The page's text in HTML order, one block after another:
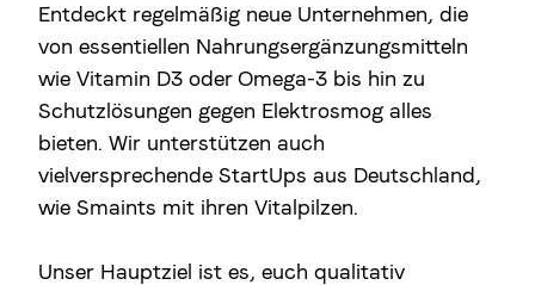
Entdeckt regelmäßig neue Unternehmen, die
von essentiellen Nahrungsergänzungsmitteln
wie Vitamin D3 oder Omega-3 bis hin zu
Schutzlösungen gegen Elektrosmog alles
bieten. Wir unterstützen auch
vielversprechende StartUps aus Deutschland,
wie Smaints mit ihren Vitalpilzen.
Unser Hauptziel ist es, euch qualitativ